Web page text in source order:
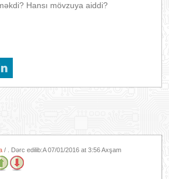
Hansı mövzuya aiddi?
/ . Dərc edilib:A07/01/2016 at 3:56 Axşam